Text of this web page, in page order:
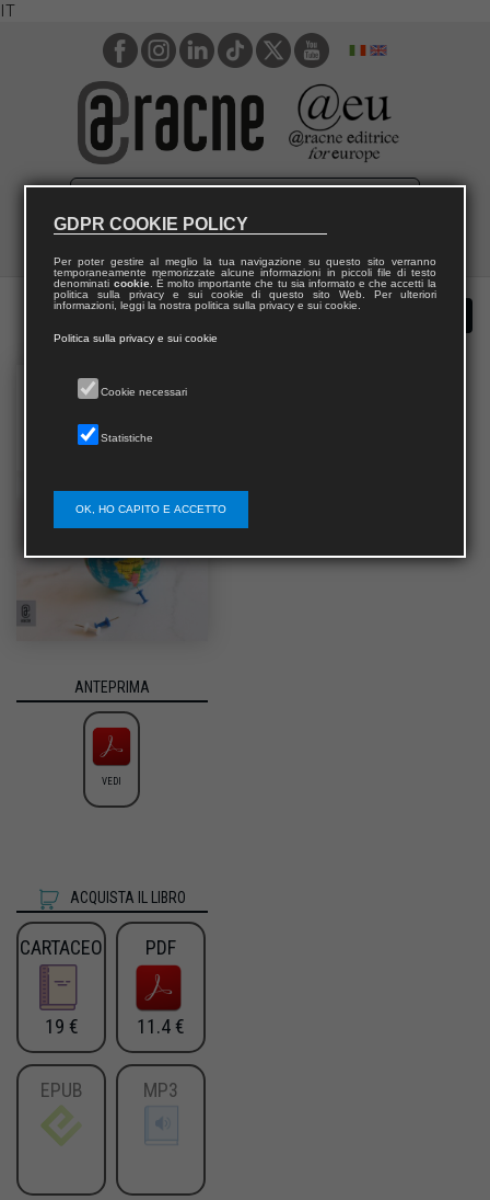
IT
ANTEPRIMA
VEDI
ACQUISTA IL LIBRO
CARTACEO
19 €
PDF
11.4 €
EPUB MP3
GDPR COOKIE POLICY
Per poter gestire al meglio la tua navigazione su questo sito verranno
temporaneamente memorizzate alcune informazioni in piccoli file di testo
denominati cookie. È molto importante che tu sia informato e che accetti la
politica sulla privacy e sui cookie di questo sito Web. Per ulteriori
informazioni, leggi la nostra politica sulla privacy e sui cookie.
Politica sulla privacy e sui cookie
Cookie necessari
Statistiche
OK, HO CAPITO E ACCETTO